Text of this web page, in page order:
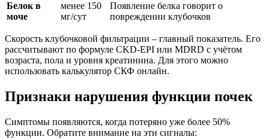
Белок в
моче
менее 150
мг/сут
Появление белка говорит о
повреждении клубочков
Скорость клубочковой фильтрации – главный показатель. Его
рассчитывают по формуле CKD-EPI или MDRD с учётом
возраста, пола и уровня креатинина. Для этого можно
использовать калькулятор СКФ онлайн.
Признаки нарушения функции почек
Симптомы появляются, когда потеряно уже более 50%
функции. Обратите внимание на эти сигналы: